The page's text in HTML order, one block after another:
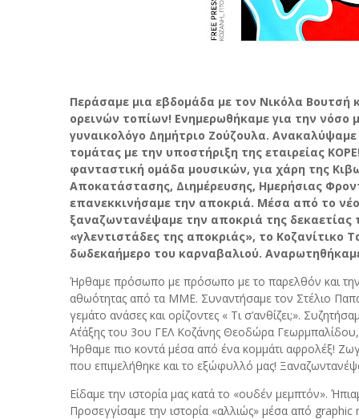
Περάσαμε μια εβδομάδα με τον Νικόλα
ορεινών τοπίων! Ενημερωθήκαμε για την
γυναικολόγο Δημήτριο Ζούζουλα.
τομάτας με την υποστήριξη της εταιρείας
φανταστική ομάδα μουσικών, για χάρη της
Αποκατάστασης, Διημέρευσης, Ημερήσιας
επανεκκινήσαμε την αποκριά. Μέσα από το
ξαναζωντανέψαμε την αποκριά της δεκαετίας
«γλεντιστάδες της αποκριάς», το Κοζανίτικο
δωδεκαήμερο του καρναβαλιού.
Ήρθαμε πρόσωπο με πρόσωπο με το παρελθόν και την
αθωότητας από τα ΜΜΕ. Συναντήσαμε τον Στέλιο
γεμάτο ανάσες και ορίζοντες « Tι σ’ανθίζει;».
Α΄τάξης του 3ου ΓΕΛ Κοζάνης Θεοδώρα Γεωρμπαλίδου,
Ήρθαμε πιο κοντά μέσα από ένα κομμάτι αφρολέξ!
που επιμελήθηκε και το εξώφυλλό μας!
Είδαμε την ιστορία μας κατά το «ουδέν μεμπτόν».
Προσεγγίσαμε την ιστορία «αλλιώς» μέσα από graphic